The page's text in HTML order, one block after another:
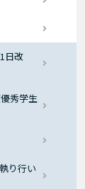
日改
秀学生
り行い